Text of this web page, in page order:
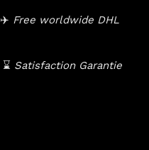
✈️ Free worldwide DHL
⌛️ Satisfaction Garantie